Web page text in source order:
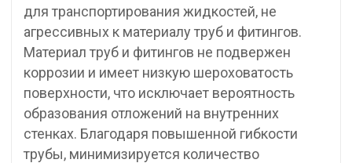
для транспортирования жидкостей, не
агрессивных к материалу труб и фитингов.
Материал труб и фитингов не подвержен
коррозии и имеет низкую шероховатость
поверхности, что исключает вероятность
образования отложений на внутренних
стенках. Благодаря повышенной гибкости
трубы, минимизируется количество